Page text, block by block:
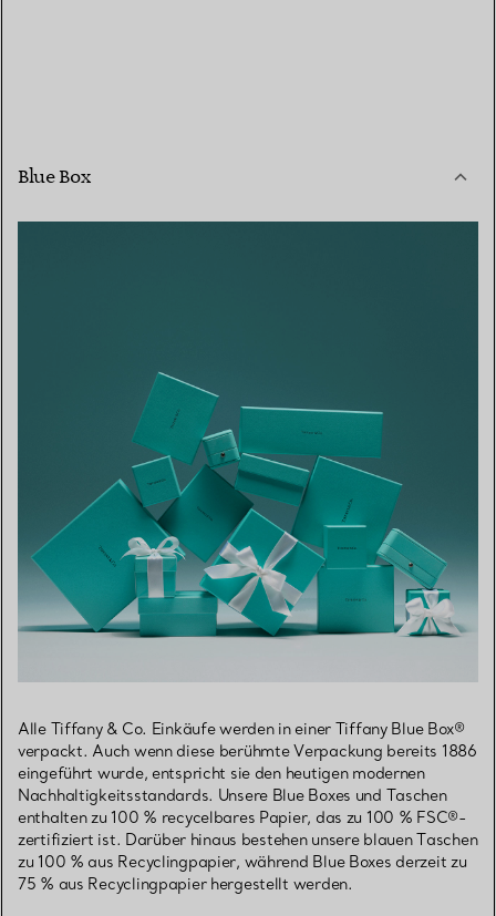
Blue Box
Alle Tiffany & Co. Einkäufe werden in einer Tiffany Blue Box®
verpackt. Auch wenn diese berühmte Verpackung bereits 1886
eingeführt wurde, entspricht sie den heutigen modernen
Nachhaltigkeitsstandards. Unsere Blue Boxes und Taschen
enthalten zu 100 % recycelbares Papier, das zu 100 % FSC®-
zertifiziert ist. Darüber hinaus bestehen unsere blauen Taschen
zu 100 % aus Recyclingpapier, während Blue Boxes derzeit zu
75 % aus Recyclingpapier hergestellt werden.